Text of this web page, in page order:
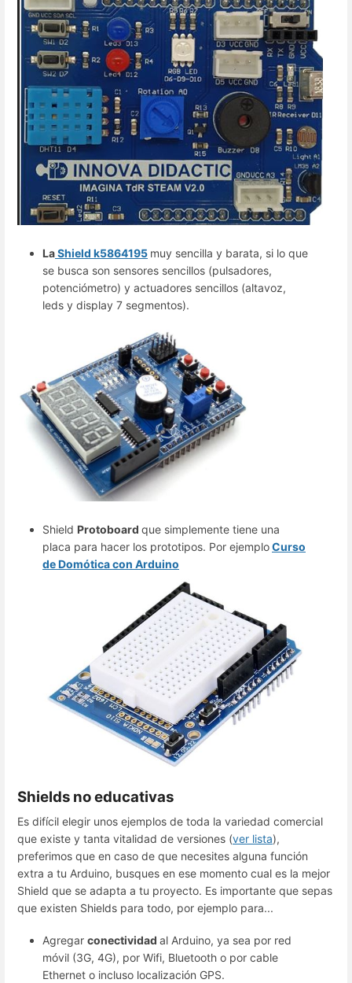
LaShield k5864195 muy sencilla y barata, si lo que
se busca son sensores sencillos (pulsadores,
potenciómetro) y actuadores sencillos (altavoz,
leds y display 7 segmentos).
Shield Protoboard que simplemente tiene una
placa para hacer los prototipos. Por ejemploCurso
de Domótica con Arduino
Shields no educativas
Es difícil elegir unos ejemplos de toda la variedad comercial
que existe y tanta vitalidad de versiones (ver lista),
preferimos que en caso de que necesites alguna función
extra a tu Arduino, busques en ese momento cual es la mejor
Shield que se adapta a tu proyecto. Es importante que sepas
que existen Shields para todo, por ejemplo para...
Agregar conectividad al Arduino, ya sea por red
móvil (3G, 4G), por Wifi, Bluetooth o por cable
Ethernet o incluso localización GPS.